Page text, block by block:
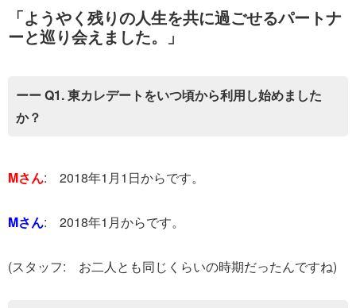
「ようやく残りの人生を共に過ごせるパートナ
ーと巡り会えました。」
ーー Q1. 東カレデートをいつ頃から利用し始めました
か？
Mさん: 2018年1月1日からです。
Mさん: 2018年1月からです。
(スタッフ: お二人とも同じくらいの時期だったんですね)